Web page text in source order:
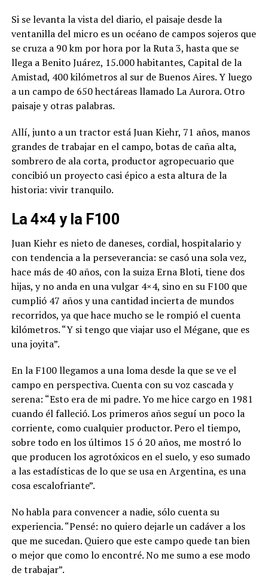
Si se levanta la vista del diario, el paisaje desde la
ventanilla del micro es un océano de campos sojeros que
se cruza a 90 km por hora por la Ruta 3, hasta que se
llega a Benito Juárez, 15.000 habitantes, Capital de la
Amistad, 400 kilómetros al sur de Buenos Aires. Y luego
a un campo de 650 hectáreas llamado La Aurora. Otro
paisaje y otras palabras.
Allí, junto a un tractor está Juan Kiehr, 71 años, manos
grandes de trabajar en el campo, botas de caña alta,
sombrero de ala corta, productor agropecuario que
concibió un proyecto casi épico a esta altura de la
historia: vivir tranquilo.
La 4×4 y la F100
Juan Kiehr es nieto de daneses, cordial, hospitalario y
con tendencia a la perseverancia: se casó una sola vez,
hace más de 40 años, con la suiza Erna Bloti, tiene dos
hijas, y no anda en una vulgar 4×4, sino en su F100 que
cumplió 47 años y una cantidad incierta de mundos
recorridos, ya que hace mucho se le rompió el cuenta
kilómetros. “Y si tengo que viajar uso el Mégane, que es
una joyita”.
En la F100 llegamos a una loma desde la que se ve el
campo en perspectiva. Cuenta con su voz cascada y
serena: “Esto era de mi padre. Yo me hice cargo en 1981
cuando él falleció. Los primeros años seguí un poco la
corriente, como cualquier productor. Pero el tiempo,
sobre todo en los últimos 15 ó 20 años, me mostró lo
que producen los agrotóxicos en el suelo, y eso sumado
a las estadísticas de lo que se usa en Argentina, es una
cosa escalofriante”.
No habla para convencer a nadie, sólo cuenta su
experiencia.“Pensé: no quiero dejarle un cadáver a los
que me sucedan. Quiero que este campo quede tan bien
o mejor que como lo encontré. No me sumo a ese modo
de trabajar”.